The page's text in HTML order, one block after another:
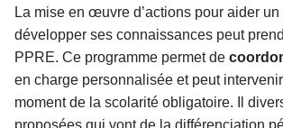
La mise en œuvre d’actions pour aider un
développer ses connaissances peut
PPRE. Ce programme permet de
en charge personnalisée et peut intervenir
moment de la scolarité obligatoire. Il